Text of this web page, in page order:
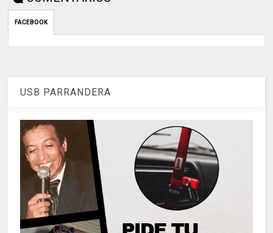
FACEBOOK
USB PARRANDERA